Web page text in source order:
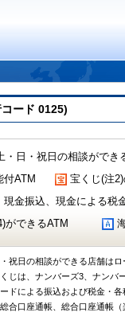
ード 0125)
・日・祝日の相談ができ
ATM
宝くじ(注
現金振込、現金による税
ができるATM
祝日の相談ができる店舗は
じは、ナンバーズ3、ナンバ
ドによる振込および税金・
合口座通帳、総合口座通帳